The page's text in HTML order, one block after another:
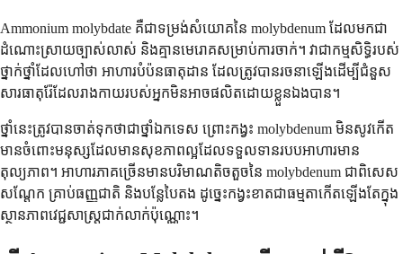
Ammonium molybdate គឺជាទម្រង់សំយោគនៃ molybdenum ដែលមកជា
ដំណោះស្រាយច្បាស់លាស់ និងគ្មានមេរោគសម្រាប់ការចាក់។ វាជាកម្មសិទ្ធិរបស់
ថ្នាក់ថ្នាំដែលហៅថា អាហារបំប៉នធាតុដាន ដែលត្រូវបានរចនាឡើងដើម្បីជំនួស
សារធាតុរ៉ែដែលរាងកាយរបស់អ្នកមិនអាចផលិតដោយខ្លួនឯងបាន។
ថ្នាំនេះត្រូវបានចាត់ទុកថាជាថ្នាំឯកទេស ព្រោះកង្វះ molybdenum មិនសូវកើត
មានចំពោះមនុស្សដែលមានសុខភាពល្អដែលទទួលទានរបបអាហារមាន
តុល្យភាព។ អាហារភាគច្រើនមានបរិមាណតិចតួចនៃ molybdenum ជាពិសេស
សណ្តែក គ្រាប់ធញ្ញជាតិ និងបន្លែបៃតង ដូច្នេះកង្វះខាតជាធម្មតាកើតឡើងតែក្នុង
ស្ថានភាពវេជ្ជសាស្ត្រជាក់លាក់ប៉ុណ្ណោះ។